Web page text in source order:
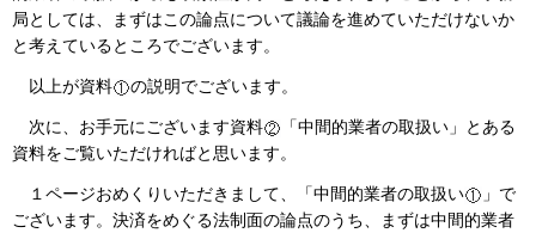
局としては、まずはこの論点について議論を進めていただけないか
と考えているところでございます。
以上が資料 の説明でございます。
次に、お手元にございます資料
「中間的業者の取扱い」とある
資料をご覧いただければと思います。
１ページおめくりいただきまして、「中間的業者の取扱い
」で
ございます。決済をめぐる法制面の論点のうち、まずは中間的業者